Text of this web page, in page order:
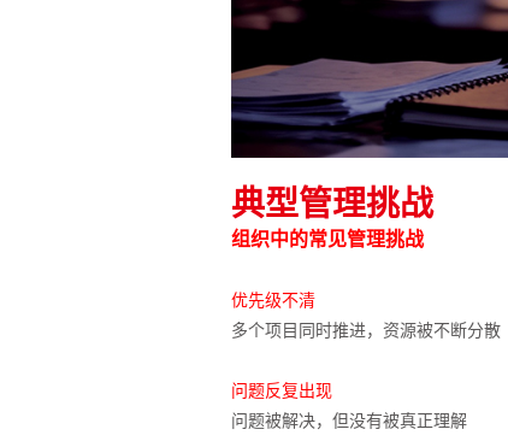
典型管理挑战
组织中的常见管理挑战
优先级不清
多个项目同时推进，资源被不断分散
问题反复出现
问题被解决，但没有被真正理解